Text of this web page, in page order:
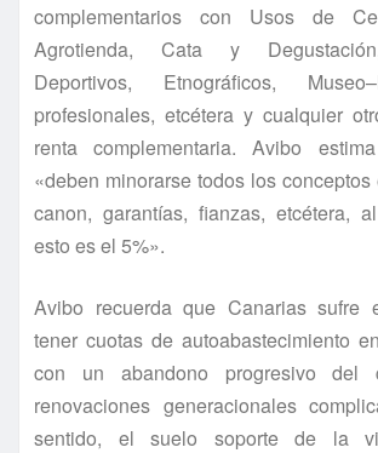
complementarios con Usos de
Agrotienda, Cata y
Deportivos, Etnográficos,
profesionales, etcétera y cualquier
renta complementaria. Avibo
«deben minorarse todos los
canon, garantías, fianzas, etcétera,
esto es el 5%».
Avibo recuerda que Canarias sufre
tener cuotas de autoabastecimiento
con un abandono progresivo del
renovaciones generacionales
sentido, el suelo soporte de la